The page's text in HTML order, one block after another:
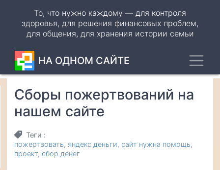
основному
содержанию
То, что нужно каждому — для контроля
здоровья, для решения финансовых проблем,
для общения, для хранения истории семьи
НА ОДНОМ САЙТЕ
Сборы пожертвований на
нашем сайте
Теги
пожертвовать яндекс деньги сайт нужна помощь
проект сбор денег